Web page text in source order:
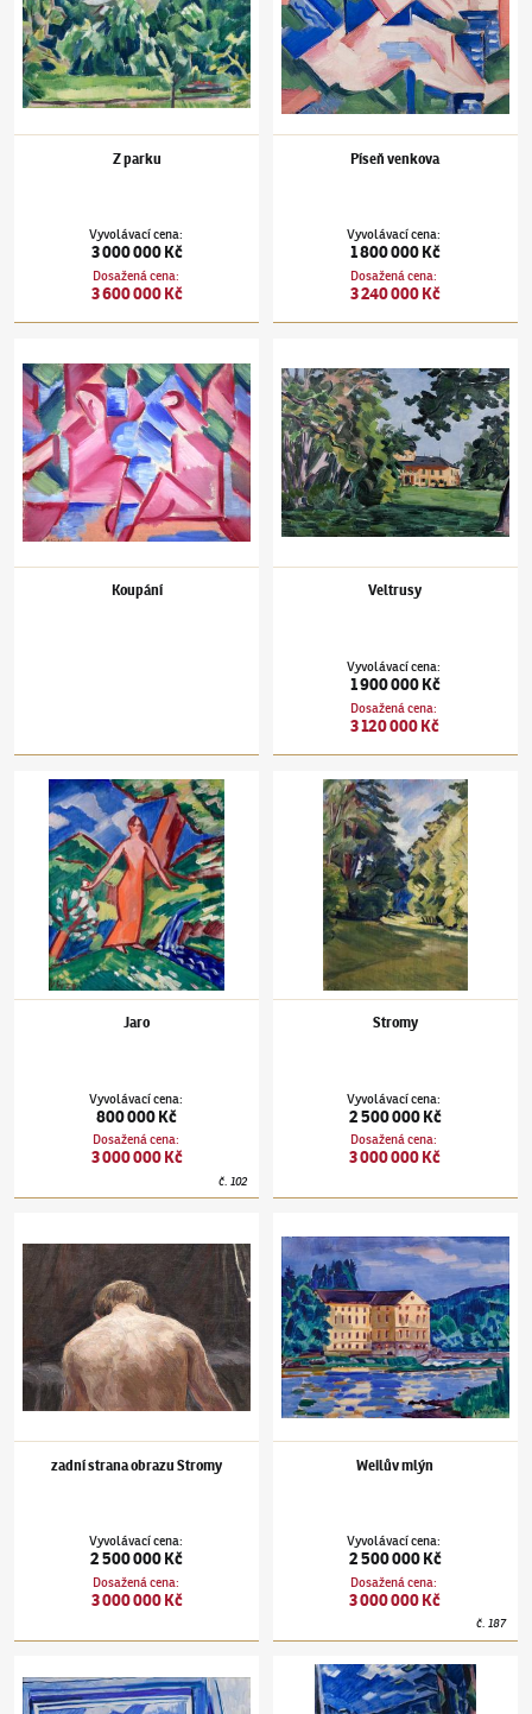
Z parku
Vyvolávací cena:
3 000 000 Kč
Dosažená cena:
3 600 000 Kč
Píseň venkova
Vyvolávací cena:
1 800 000 Kč
Dosažená cena:
3 240 000 Kč
Koupání Veltrusy
Vyvolávací cena:
1 900 000 Kč
Dosažená cena:
3 120 000 Kč
Václav Špála(1885–1946)Jaro
Jaro
Vyvolávací cena:
800 000 Kč
Dosažená cena:
3 000 000 Kč
č. 102
Václav Špála(1885–1946)Stromy
Stromy
Vyvolávací cena:
2 500 000 Kč
Dosažená cena:
3 000 000 Kč
zadní strana obrazu Stromy
Vyvolávací cena:
2 500 000 Kč
Dosažená cena:
3 000 000 Kč
Weilův mlýn
Vyvolávací cena:
2 500 000 Kč
Dosažená cena:
3 000 000 Kč
č.187
Václav Špála(1885–1946)Kytice v krajině